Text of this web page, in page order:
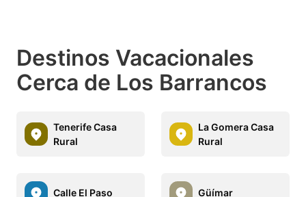
Destinos Vacacionales
Cerca de Los Barrancos
Tenerife Casa
Rural
La Gomera Casa
Rural
Calle El Paso Güímar